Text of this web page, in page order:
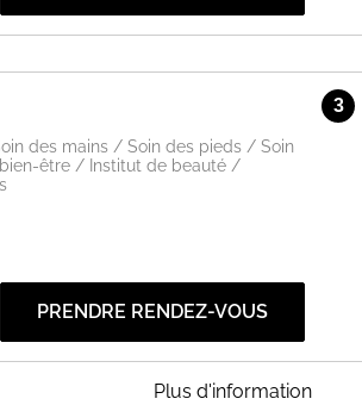
3
des mains / Soin des pieds / Soin
être / Institut de beauté /
PRENDRE RENDEZ-VOUS
Plus d'information